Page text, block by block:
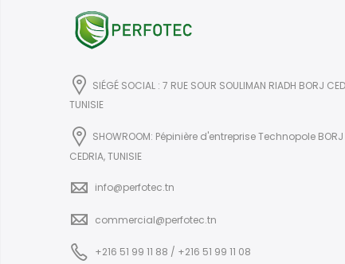
SIÉGÉ SOCIAL : 7 RUE SOUR SOULIMAN RIADH BORJ
TUNISIE
SHOWROOM: Pépinière d'entreprise Technopole BORJ
CEDRIA, TUNISIE
info@perfotec.tn
commercial@perfotec.tn
+216 51 99 11 88 / +216 51 99 11 08